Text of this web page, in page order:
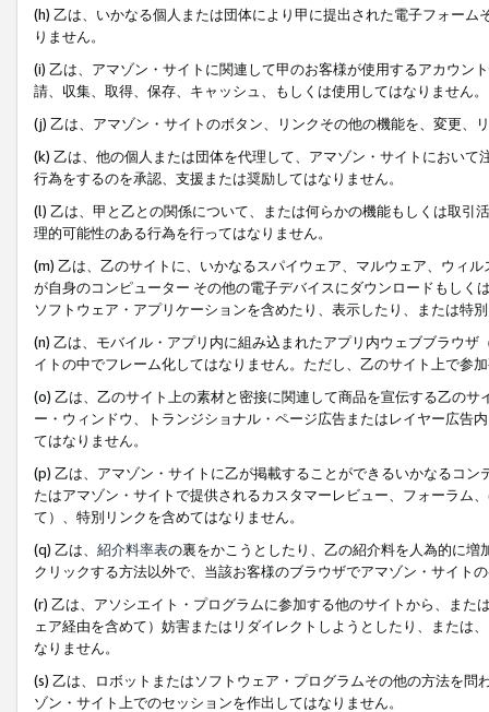
(h) 乙は、いかなる個人または団体により甲に提出された電子フォー
りません。
(i) 乙は、アマゾン・サイトに関連して甲のお客様が使用するアカウン
請、収集、取得、保存、キャッシュ、もしくは使用してはなりません。
(j) 乙は、アマゾン・サイトのボタン、リンクその他の機能を、変更、
(k) 乙は、他の個人または団体を代理して、アマゾン・サイトにおい
行為をするのを承認、支援または奨励してはなりません。
(l) 乙は、甲と乙との関係について、または何らかの機能もしくは取
理的可能性のある行為を行ってはなりません。
(m) 乙は、乙のサイトに、いかなるスパイウェア、マルウェア、ウィ
が自身のコンピューター その他の電子デバイスにダウンロードもし
ソフトウェア・アプリケーションを含めたり、表示したり、または特
(n) 乙は、モバイル・アプリ内に組み込まれたアプリ内ウェブブラウ
イトの中でフレーム化してはなりません。ただし、乙のサイト上で参
(o) 乙は、乙のサイト上の素材と密接に関連して商品を宣伝する乙の
ー・ウィンドウ、トランジショナル・ページ広告またはレイヤー広告
てはなりません。
(p) 乙は、アマゾン・サイトに乙が掲載することができるいかなるコ
たはアマゾン・サイトで提供されるカスタマーレビュー、フォーラム
て）、特別リンクを含めてはなりません。
(q) 乙は、 紹介料率表の裏をかこうとしたり、乙の紹介料を人為的に
クリックする方法以外で、当該お客様のブラウザでアマゾン・サイト
(r) 乙は、アソシエイト・プログラムに参加する他のサイトから、ま
ェア経由を含めて）妨害またはリダイレクトしようとしたり、または
なりません。
(s) 乙は、ロボットまたはソフトウェア・プログラムその他の方法を
ゾン・サイト上でのセッションを作出してはなりません。